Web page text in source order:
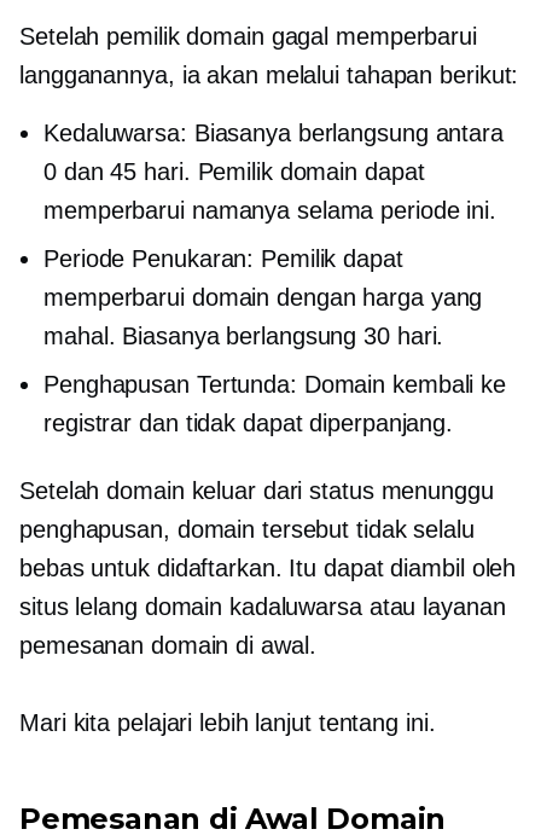
Setelah pemilik domain gagal memperbarui
langganannya, ia akan melalui tahapan berikut:
Kedaluwarsa: Biasanya berlangsung antara
0 dan 45 hari. Pemilik domain dapat
memperbarui namanya selama periode ini.
Periode Penukaran: Pemilik dapat
memperbarui domain dengan harga yang
mahal. Biasanya berlangsung 30 hari.
Penghapusan Tertunda: Domain kembali ke
registrar dan tidak dapat diperpanjang.
Setelah domain keluar dari status menunggu
penghapusan, domain tersebut tidak selalu
bebas untuk didaftarkan. Itu dapat diambil oleh
situs lelang domain kadaluwarsa atau layanan
pemesanan domain di awal.
Mari kita pelajari lebih lanjut tentang ini.
Pemesanan di Awal Domain